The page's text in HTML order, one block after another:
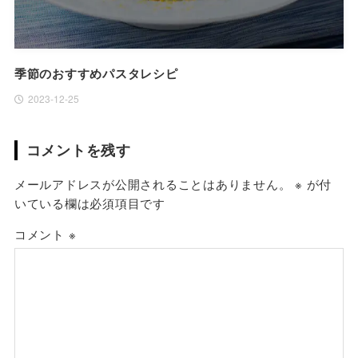
季節のおすすめパスタレシピ
2023-12-25
コメントを残す
メールアドレスが公開されることはありません。 ※ が付
いている欄は必須項目です
コメント ※